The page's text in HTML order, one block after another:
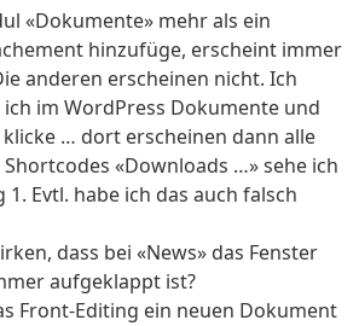
«Dokumente» mehr als ein
hinzufüge, erscheint immer
anderen erscheinen nicht. Ich
ich im WordPress Dokumente und
… dort erscheinen dann alle
«Downloads …» sehe ich
Evtl. habe ich das auch falsch
dass bei «News» das Fenster
aufgeklappt ist?
Front-Editing ein neuen Dokument